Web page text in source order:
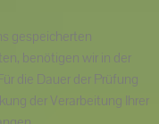
gespeicherten
benötigen wir in der
die Dauer der Prüfung
der Verarbeitung Ihrer